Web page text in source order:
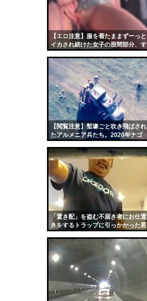
【エロ注意】服を着たままずーっと
イカされ続けた女子の股間部分、す
【閲覧注意】塹壕ごと吹き飛ばされ
たアルメニア兵たち。2020年ナゴ
め。
「置き配」を盗む不届き者にお仕置
きをするトラップに引っかかった悪